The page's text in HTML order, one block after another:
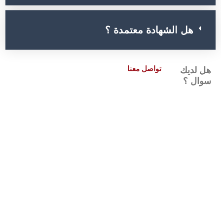
هل الشهادة معتمدة ؟
هل لديك
سوال ؟
تواصل معنا